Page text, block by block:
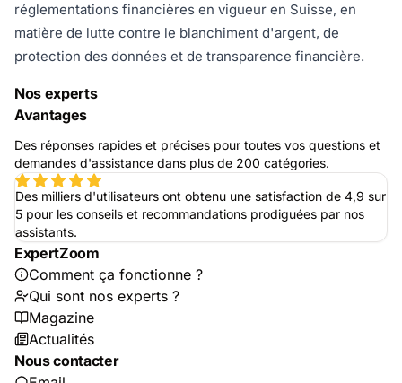
réglementations financières en vigueur en Suisse, en
matière de lutte contre le blanchiment d'argent, de
protection des données et de transparence financière.
Nos experts
Avantages
Des réponses rapides et précises pour toutes vos questions et
demandes d'assistance dans plus de 200 catégories.
Des milliers d'utilisateurs ont obtenu une satisfaction de 4,9 sur
5 pour les conseils et recommandations prodiguées par nos
assistants.
ExpertZoom
Comment ça fonctionne ?
Qui sont nos experts ?
Magazine
Actualités
Nous contacter